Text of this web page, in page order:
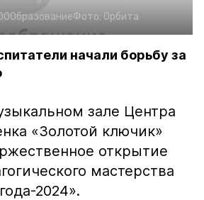
ОбразованиеФото: Орбита
начали борьбу за
зале Центра
«Золотой ключик»
открытие
мастерства
2024».